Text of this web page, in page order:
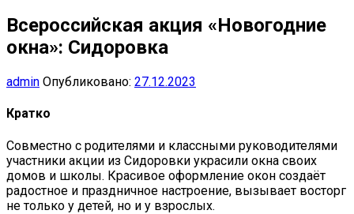
Всероссийская акция «Новогодние
окна»: Сидоровка
admin Опубликовано: 27.12.2023
Кратко
Совместно с родителями и классными руководителями
участники акции из Сидоровки украсили окна своих
домов и школы. Красивое оформление окон создаёт
радостное и праздничное настроение, вызывает восторг
не только у детей, но и у взрослых.